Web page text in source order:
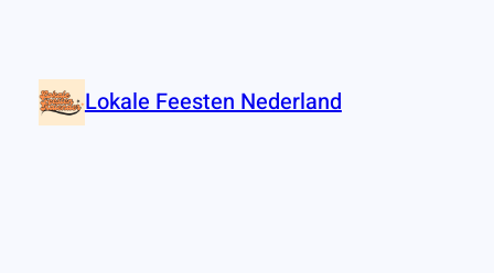
Lokale Feesten Nederland